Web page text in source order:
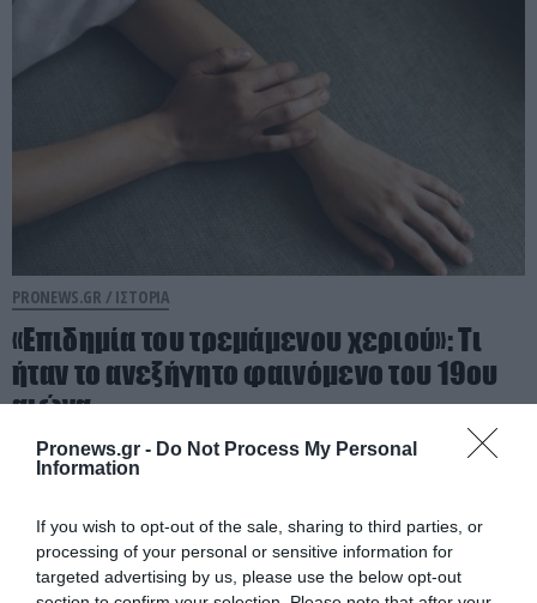
Pronews.gr - Do Not Process My Personal
Information
If you wish to opt-out of the sale, sharing to third parties, or
processing of your personal or sensitive information for
targeted advertising by us, please use the below opt-out
PRONEWS.GR / ΙΣΤΟΡΙΑ
«Επιδημία του τρεμάμενου χεριού»: Τι
ήταν το ανεξήγητο φαινόμενο του 19ου
αιώνα
06.08.2026 | 15:00